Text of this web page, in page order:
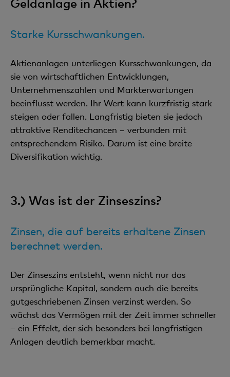
Starke Kursschwankungen.
Aktienanlagen unterliegen Kursschwankungen, da
sie von wirtschaftlichen Entwicklungen,
Unternehmenszahlen und Markterwartungen
beeinflusst werden. Ihr Wert kann kurzfristig stark
steigen oder fallen. Langfristig bieten sie jedoch
attraktive Renditechancen – verbunden mit
entsprechendem Risiko. Darum ist eine breite
Diversifikation wichtig.
3.) Was ist der Zinseszins?
Zinsen, die auf bereits erhaltene Zinsen
berechnet werden.
Der Zinseszins entsteht, wenn nicht nur das
ursprüngliche Kapital, sondern auch die bereits
gutgeschriebenen Zinsen verzinst werden. So
wächst das Vermögen mit der Zeit immer schneller
– ein Effekt, der sich besonders bei langfristigen
Anlagen deutlich bemerkbar macht.